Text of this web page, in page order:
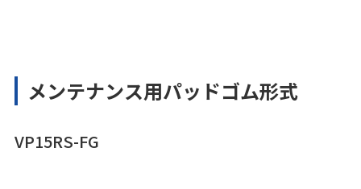
メンテナンス用パッドゴム形式
VP15RS-FG